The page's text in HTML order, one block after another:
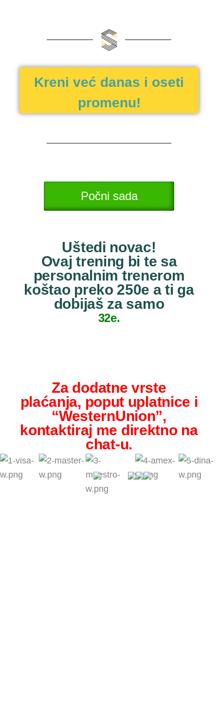
Kreni već danas i oseti
promenu!
Počni sada
Uštedi novac!
Ovaj trening bi te sa
personalnim trenerom
koštao preko 250e a ti ga
dobijaš za samo
32e.
Za dodatne vrste
plaćanja, poput uplatnice i
“WesternUnion”,
kontaktiraj me direktno na
chat-u.